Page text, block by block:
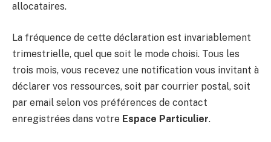
allocataires.
La fréquence de cette déclaration est invariablement
trimestrielle, quel que soit le mode choisi. Tous les
trois mois, vous recevez une notification vous invitant à
déclarer vos ressources, soit par courrier postal, soit
par email selon vos préférences de contact
enregistrées dans votre Espace Particulier.